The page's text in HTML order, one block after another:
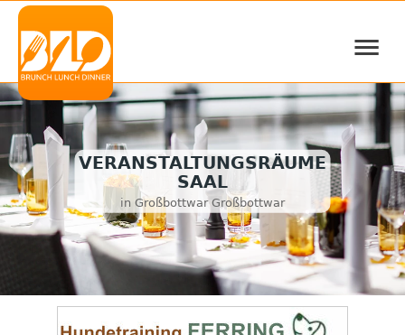
≡
VERANSTALTUNGSRÄUME
SAAL
in Großbottwar Großbottwar